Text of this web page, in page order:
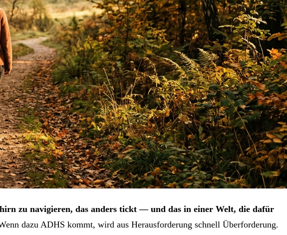
zu navigieren, das anders tickt — und das in einer Welt, die dafür
dazu ADHS kommt, wird aus Herausforderung schnell Überforderung.